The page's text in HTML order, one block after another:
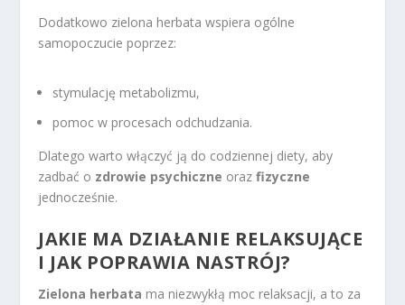
Dodatkowo zielona herbata wspiera ogólne
samopoczucie poprzez:
stymulację metabolizmu,
pomoc w procesach odchudzania.
Dlatego warto włączyć ją do codziennej diety, aby
zadbać o zdrowie psychiczne orazfizyczne
jednocześnie.
JAKIE MA DZIAŁANIE RELAKSUJĄCE
I JAK POPRAWIA NASTRÓJ?
Zielona herbata ma niezwykłą moc relaksacji, a to za